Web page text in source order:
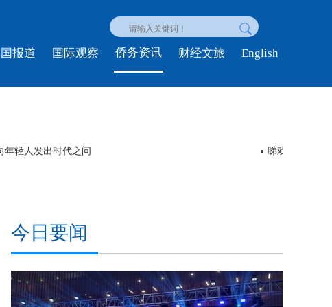
报道 国际观察 侨务资讯 财经文旅 English
验白金狮头 视频丨今夏流行“ChinaCool” 外国游客在中国解锁“凉”好
今日要闻